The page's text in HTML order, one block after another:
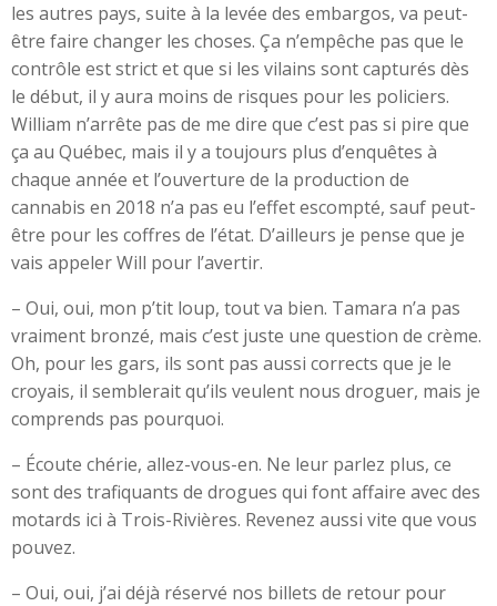
les autres pays, suite à la levée des embargos, va peut-
être faire changer les choses. Ça n’empêche pas que le
contrôle est strict et que si les vilains sont capturés dès
le début, il y aura moins de risques pour les policiers.
William n’arrête pas de me dire que c’est pas si pire que
ça au Québec, mais il y a toujours plus d’enquêtes à
chaque année et l’ouverture de la production de
cannabis en 2018 n’a pas eu l’effet escompté, sauf peut-
être pour les coffres de l’état. D’ailleurs je pense que je
vais appeler Will pour l’avertir.
– Oui, oui, mon p’tit loup, tout va bien. Tamara n’a pas
vraiment bronzé, mais c’est juste une question de crème.
Oh, pour les gars, ils sont pas aussi corrects que je le
croyais, il semblerait qu’ils veulent nous droguer, mais je
comprends pas pourquoi.
– Écoute chérie, allez-vous-en. Ne leur parlez plus, ce
sont des trafiquants de drogues qui font affaire avec des
motards ici à Trois-Rivières. Revenez aussi vite que vous
pouvez.
– Oui, oui, j’ai déjà réservé nos billets de retour pour